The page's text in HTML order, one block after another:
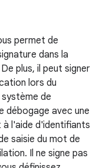
permet de
dans la
plus, il peut signer
lors du
de
débogage avec une
l'aide d'identifiants
saisie du mot de
Il ne signe pas